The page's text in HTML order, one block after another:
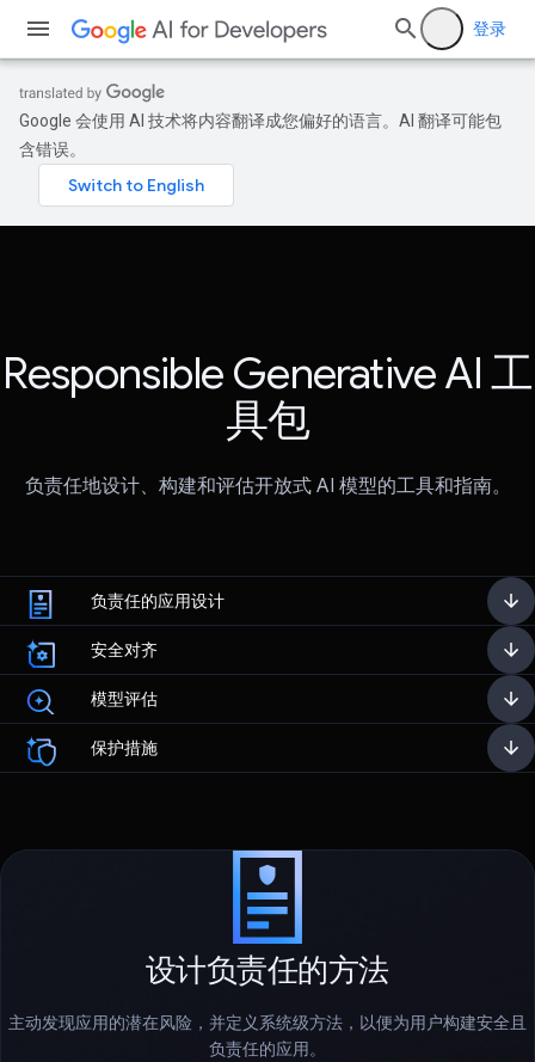
登录
Google 会使用 AI 技术将内容翻译成您偏好的语言。AI 翻译可能包
含错误。
Responsible Generative AI 工
具包
负责任地设计、构建和评估开放式 AI 模型的工具和指南。
负责任的应用设计
安全对齐
模型评估
保护措施
设计负责任的方法
主动发现应用的潜在风险，并定义系统级方法，以便为用户构建安全且
负责任的应用。